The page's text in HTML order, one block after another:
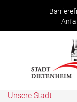
Unsere Stadt